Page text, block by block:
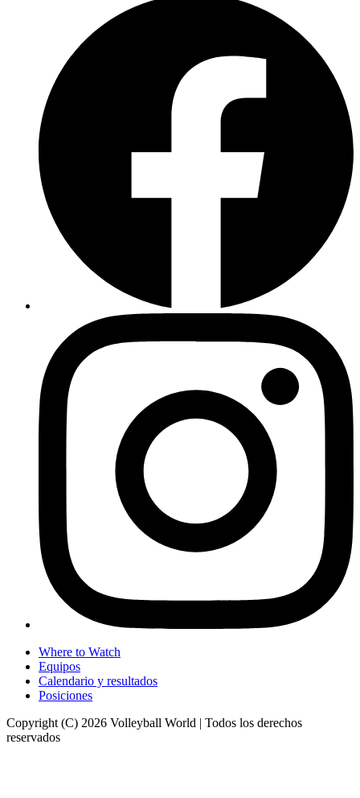
Where to Watch
Equipos
Calendario y resultados
Posiciones
Copyright (C) 2026 Volleyball World | Todos los derechos
reservados